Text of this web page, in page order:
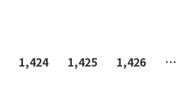
1,424 1,425 1,426 …